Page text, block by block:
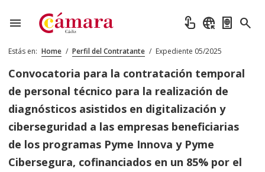
menu touch_app captive_portal passport search
Estás en: Home / Perfil del Contratante / Expediente 05/2025
Convocatoria para la contratación temporal
de personal técnico para la realización de
diagnósticos asistidos en digitalización y
ciberseguridad a las empresas beneficiarias
de los programas Pyme Innova y Pyme
Cibersegura, cofinanciados en un 85% por el